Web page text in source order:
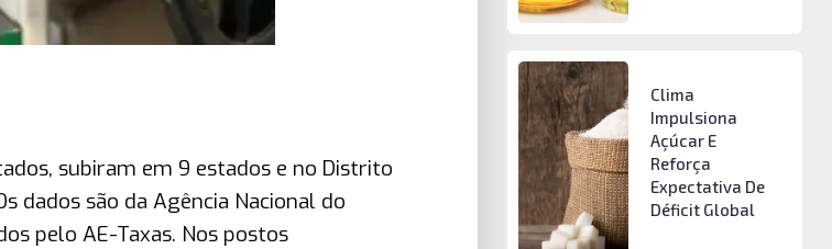
subiram em 9 estados e no Distrito
dados são da Agência Nacional do
pelo AE-Taxas. Nos postos
Clima
Impulsiona
Açúcar E
Reforça
Expectativa De
Déficit Global